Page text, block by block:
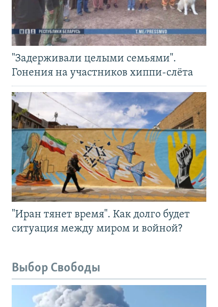
"Задерживали целыми семьями".
Гонения на участников хиппи-слёта
"Иран тянет время". Как долго будет
ситуация между миром и войной?
Выбор Свободы